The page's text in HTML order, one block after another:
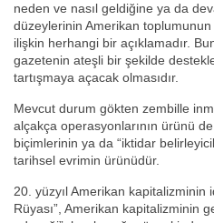
neden ve nasıl geldiğine ya da
düzeylerinin Amerikan
ilişkin herhangi bir açıklamadır.
gazetenin ateşli bir şekilde
tartışmaya açacak olmasıdır.
Mevcut durum gökten zembille
alçakça operasyonlarının ürünü
biçimlerinin ya da “iktidar
tarihsel evrimin ürünüdür.
20. yüzyıl Amerikan kapitalizminin
Rüyası”, Amerikan kapitalizminin